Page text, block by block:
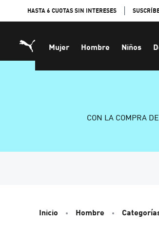
HASTA 6 CUOTAS SIN INTERESES
Mujer Hombre Niños
CON LA COMPRA
Inicio Hombre